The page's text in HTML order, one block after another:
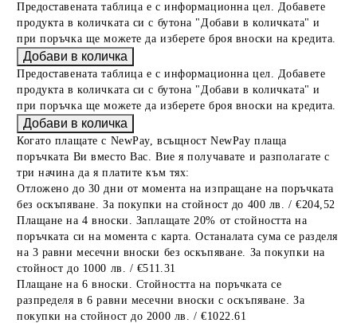
Предоставената таблица е с информационна цел. Добавете
продукта в количката си с бутона "Добави в количката" и
при поръчка ще можете да изберете броя вноски на кредита.
Предоставената таблица е с информационна цел. Добавете
продукта в количката си с бутона "Добави в количката" и
при поръчка ще можете да изберете броя вноски на кредита.
Когато плащате с NewPay, всъщност NewPay плаща
поръчката Ви вместо Вас. Вие я получавате и разполагате с
три начина да я платите към тях:
Отложено до 30 дни от момента на изпращане на поръчката
без оскъпяване. За покупки на стойност до 400 лв. / €204,52
Плащане на 4 вноски. Заплащате 20% от стойността на
поръчката си на момента с карта. Останалата сума се разделя
на 3 равни месечни вноски без оскъпяване. За покупки на
стойност до 1000 лв. / €511.31
Плащане на 6 вноски. Стойността на поръчката се
разпределя в 6 равни месечни вноски с оскъпяване. За
покупки на стойност до 2000 лв. / €1022.61